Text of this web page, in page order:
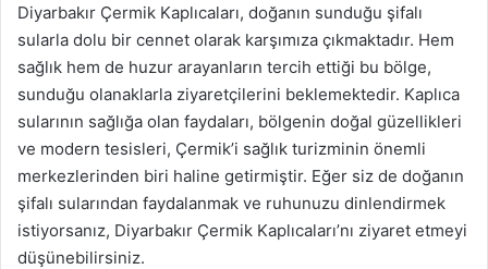
Diyarbakır Çermik Kaplıcaları, doğanın sunduğu şifalı
sularla dolu bir cennet olarak karşımıza çıkmaktadır. Hem
sağlık hem de huzur arayanların tercih ettiği bu bölge,
sunduğu olanaklarla ziyaretçilerini beklemektedir. Kaplıca
sularının sağlığa olan faydaları, bölgenin doğal güzellikleri
ve modern tesisleri, Çermik’i sağlık turizminin önemli
merkezlerinden biri haline getirmiştir. Eğer siz de doğanın
şifalı sularından faydalanmak ve ruhunuzu dinlendirmek
istiyorsanız, Diyarbakır Çermik Kaplıcaları’nı ziyaret etmeyi
düşünebilirsiniz.